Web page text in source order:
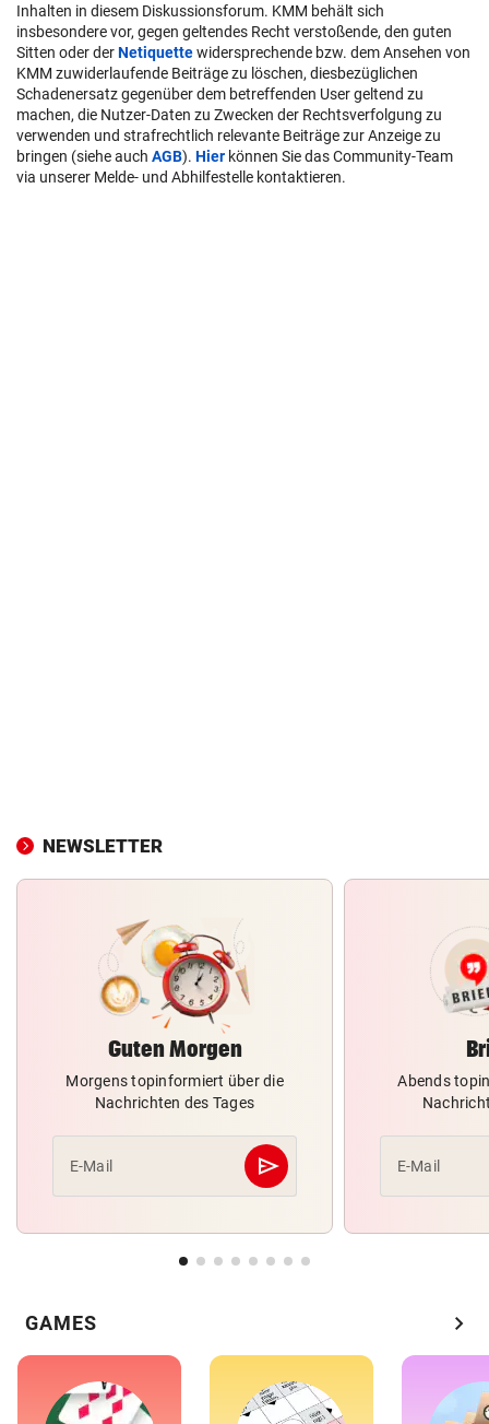
Inhalten in diesem Diskussionsforum. KMM behält sich
insbesondere vor, gegen geltendes Recht verstoßende, den guten
Sitten oder derNetiquettewidersprechende bzw. dem Ansehen von
KMM zuwiderlaufende Beiträge zu löschen, diesbezüglichen
Schadenersatz gegenüber dem betreffenden User geltend zu
machen, die Nutzer-Daten zu Zwecken der Rechtsverfolgung zu
verwenden und strafrechtlich relevante Beiträge zur Anzeige zu
bringen (siehe auch AGB). Hier können Sie das Community-Team
via unserer Melde- und Abhilfestelle kontaktieren.
NEWSLETTER
Guten Morgen
Morgens topinformiert über die
Nachrichten des Tages
E-Mail send
Abschicken
Abends
E-Mail
GAMES chevron_right